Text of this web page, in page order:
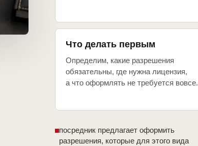
Что делать первым
Определим, какие разрешения
обязательны, где нужна лицензия,
а что оформлять не требуется вовсе.
посредник предлагает оформить
разрешения, которые для этого вида